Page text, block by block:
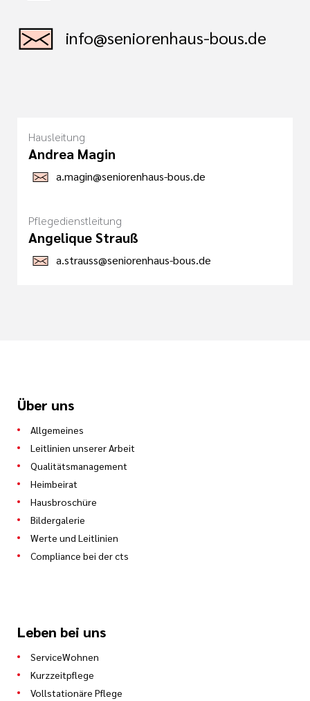
info@seniorenhaus-bous.de
Hausleitung
Andrea Magin
a.magin@seniorenhaus-bous.de
Pflegedienstleitung
Angelique Strauß
a.strauss@seniorenhaus-bous.de
Über uns
Allgemeines
Leitlinien unserer Arbeit
Qualitätsmanagement
Heimbeirat
Hausbroschüre
Bildergalerie
Werte und Leitlinien
Compliance bei der cts
Leben bei uns
ServiceWohnen
Kurzzeitpflege
Vollstationäre Pflege